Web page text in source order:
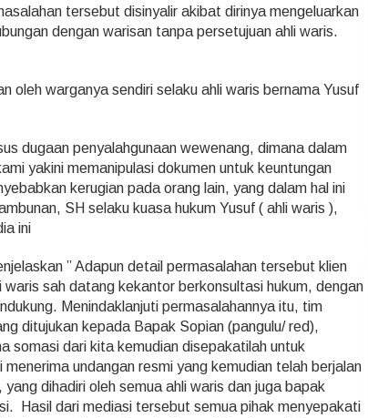
tersebut disinyalir akibat dirinya mengeluarkan
dengan warisan tanpa persetujuan ahli waris.
oleh warganya sendiri selaku ahli waris bernama Yusuf
dugaan penyalahgunaan wewenang, dimana dalam
yakini memanipulasi dokumen untuk keuntungan
kerugian pada orang lain, yang dalam hal ini
SH selaku kuasa hukum Yusuf ( ahli waris ),
ini
” Adapun detail permasalahan tersebut klien
waris sah datang kekantor berkonsultasi hukum, dengan
Menindaklanjuti permasalahannya itu, tim
ditujukan kepada Bapak Sopian (pangulu/ red),
somasi dari kita kemudian disepakatilah untuk
undangan resmi yang kemudian telah berjalan
dihadiri oleh semua ahli waris dan juga bapak
Hasil dari mediasi tersebut semua pihak menyepakati